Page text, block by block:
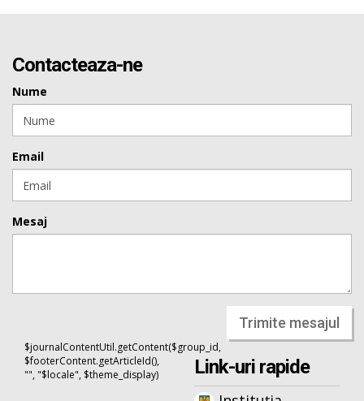
Contacteaza-ne
Nume
Email
Mesaj
Trimite mesajul
$journalContentUtil.getContent($group_id,
$footerContent.getArticleId(),
"", "$locale", $theme_display)
Link-uri rapide